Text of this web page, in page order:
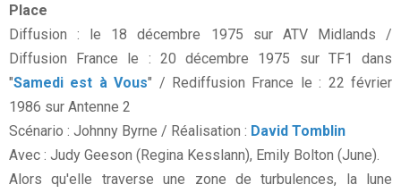
Place
Diffusion : le 18 décembre 1975 sur ATV Midlands /
Diffusion France le : 20 décembre 1975 sur TF1 dans
"Samedi est à Vous" / Rediffusion France le : 22 février
1986 sur Antenne 2
Scénario : Johnny Byrne / Réalisation : David Tomblin
Avec : Judy Geeson (Regina Kesslann), Emily Bolton (June).
Alors qu'elle traverse une zone de turbulences, la lune